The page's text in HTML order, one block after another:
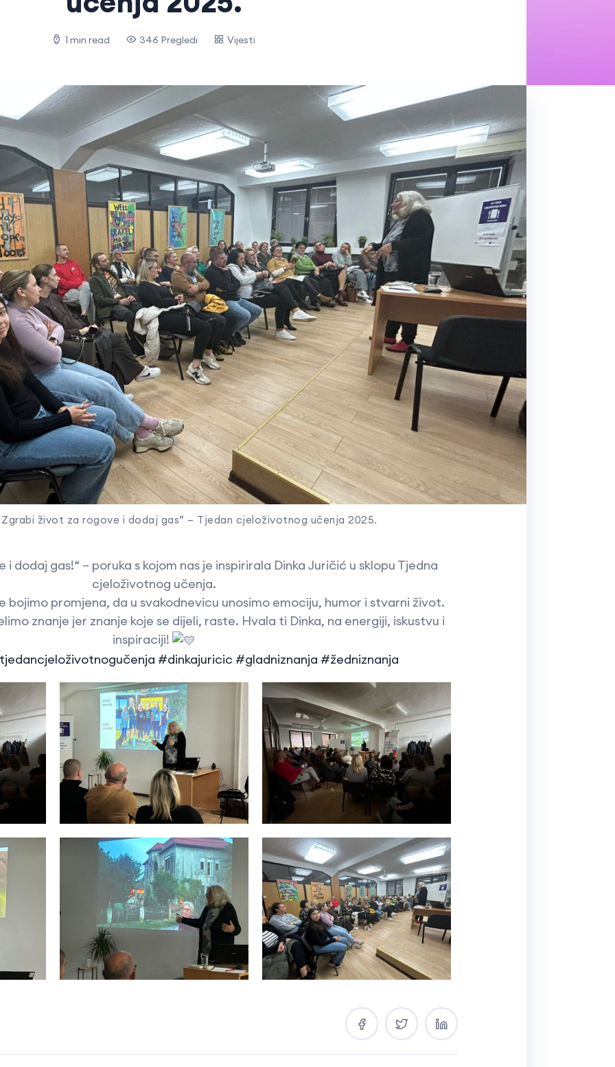
1 min read 346 Pregledi Vijesti
život za rogove i dodaj gas” – Tjedan cjeloživotnog učenja 2025.
dodaj gas!“ – poruka s kojom nas je inspirirala Dinka Juričić u sklopu Tjedna
cjeloživotnog učenja.
bojimo promjena, da u svakodnevicu unosimo emociju, humor i stvarni život.
znanje jer znanje koje se dijeli, raste. Hvala ti Dinka, na energiji, iskustvu i
inspiraciji!
#dinkajuricic #gladniznanja #žedniznanja